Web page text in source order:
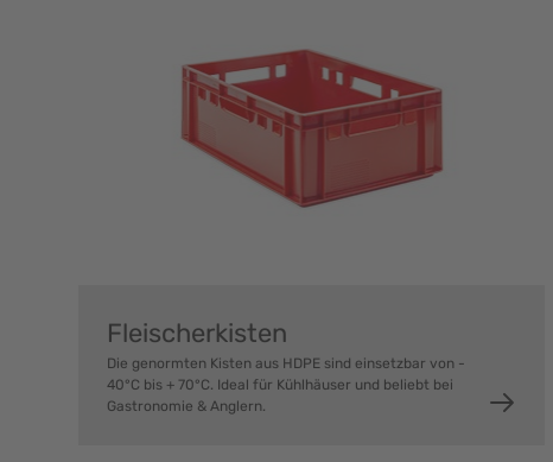
Fleischerkisten
Die genormten Kisten aus HDPE sind einsetzbar von -
40°C bis + 70°C. Ideal für Kühlhäuser und beliebt bei
Gastronomie & Anglern.